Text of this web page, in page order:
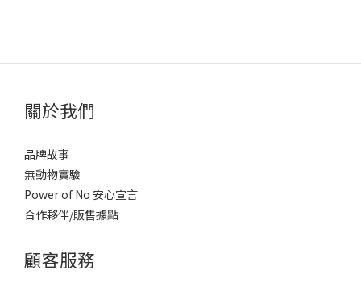
關於我們
品牌故事
無動物實驗
Power of No 安心宣言
合作夥伴/販售據點
顧客服務